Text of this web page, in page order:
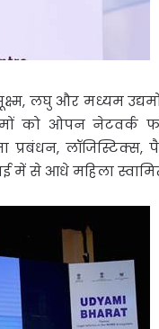
लघु और मध्यम उद्यमों
को ओपन नेटवर्क
लॉजिस्टिक्स,
में से आधे महिला